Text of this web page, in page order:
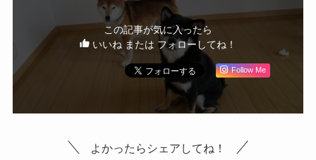
この記事が気に入ったら
いいね または フォローしてね！
Follow Me
よかったらシェアしてね！